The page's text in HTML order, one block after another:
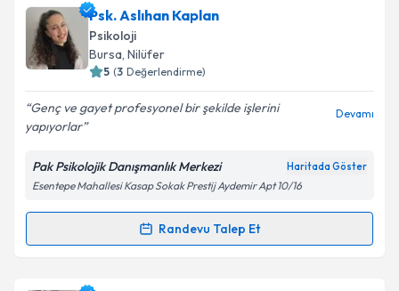
Psk. Dan. Berna Burhaniçin randevu takvimi talebi
oluşturun. Size bu uzmandan randevu almanız için bir
takvim hazırlandığında e-posta ile bilgilendireceğiz.
Kişisel verilerimin işlenmesine ilişkin
Aydınlatma
Metni'ni okudum ve kişisel verilerimin belirtilen
kapsamda işlenmesini kabul ediyorum.
Psk. Aslıhan Kaplan
Psikoloji
Bursa, Nilüfer
5 (3 Değerlendirme)
Genç ve gayet profesyonel bir şekilde işlerini
yapıyorlar
Devamı
Pak Psikolojik Danışmanlık Merkezi Haritada Göster
Esentepe Mahallesi Kasap Sokak Prestij Aydemir Apt 10/16
Randevu Talep Et
Randevu Takvimi Talebi